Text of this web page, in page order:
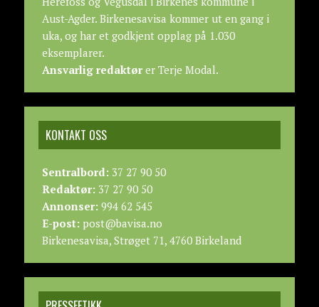
Aust-Agder. Birkenesavisa kommer ut en gang i
uka, og har et godkjent opplag på 1.030
eksemplarer.
Ansvarlig redaktører Terje Modal.
KONTAKT OSS
Sentralbord:37 27 90 50
Redaktør:37 27 90 50
Annonser:994 62 545
E-post:post@bavisa.no
Birkenesavisa, Strøget 71, 4760 Birkeland